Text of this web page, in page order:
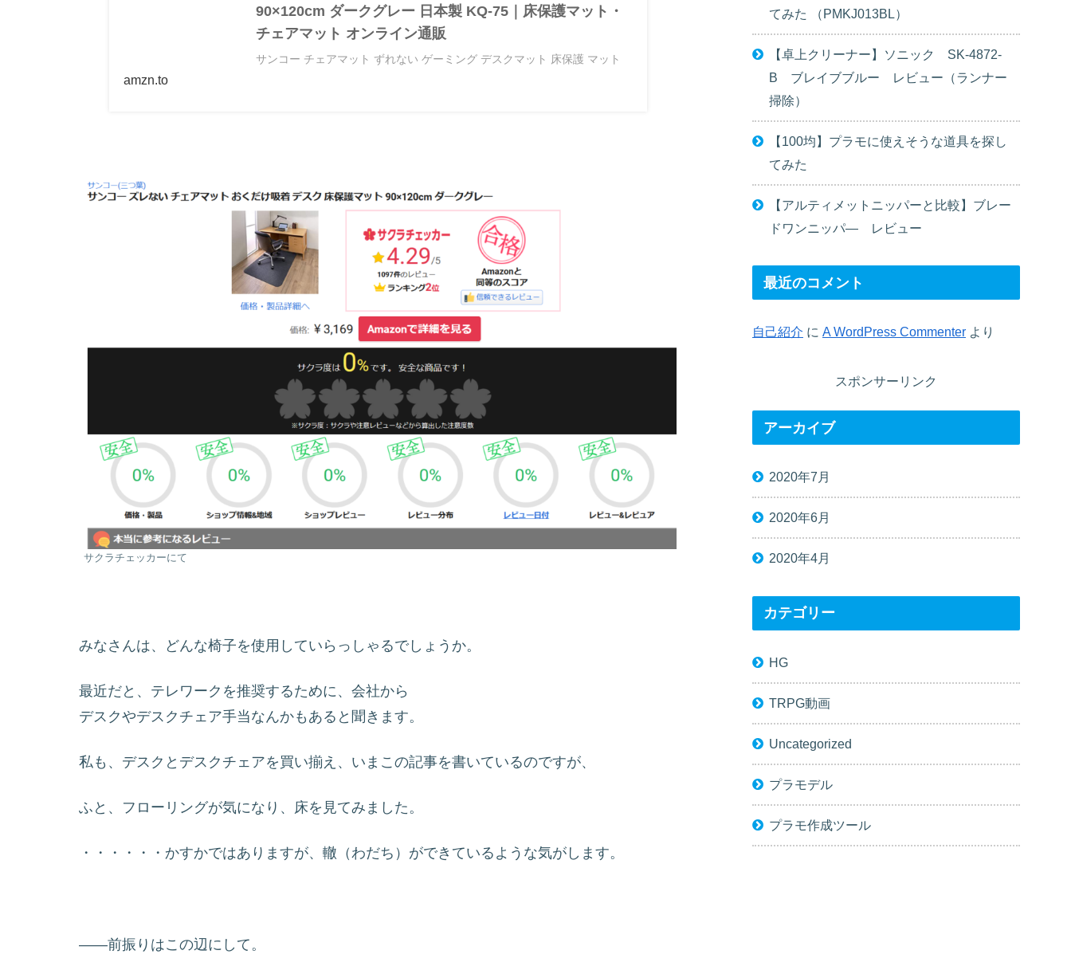
90×120cm ダークグレー 日本製 KQ-75｜床保護マット・
チェアマット オンライン通販
サンコー チェアマット ずれない ゲーミング デスクマット 床保護 マット
amzn.to
サクラチェッカーにて
みなさんは、どんな椅子を使用していらっしゃるでしょうか。
最近だと、テレワークを推奨するために、会社から
デスクやデスクチェア手当なんかもあると聞きます。
私も、デスクとデスクチェアを買い揃え、いまこの記事を書いているのですが、
ふと、フローリングが気になり、床を見てみました。
・・・・・・かすかではありますが、轍（わだち）ができているような気がします。
――前振りはこの辺にして。
てみた （PMKJ013BL）
【卓上クリーナー】ソニック SK-4872-
B ブレイブブルー レビュー（ランナー
掃除）
【100均】プラモに使えそうな道具を探し
てみた
【アルティメットニッパーと比較】ブレー
ドワンニッパ― レビュー
最近のコメント
自己紹介 に A WordPress Commenter より
スポンサーリンク
アーカイブ
2020年7月
2020年6月
2020年4月
カテゴリー
HG
TRPG動画
Uncategorized
プラモデル
プラモ作成ツール